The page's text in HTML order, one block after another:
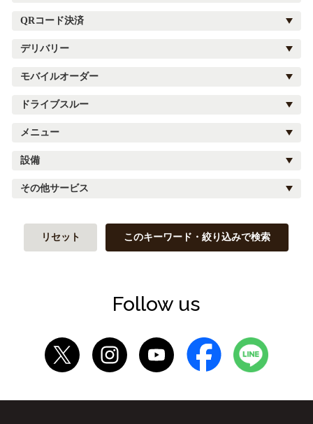
QRコード決済
デリバリー
モバイルオーダー
ドライブスルー
メニュー
設備
その他サービス
リセット このキーワード・絞り込みで検索
Follow us